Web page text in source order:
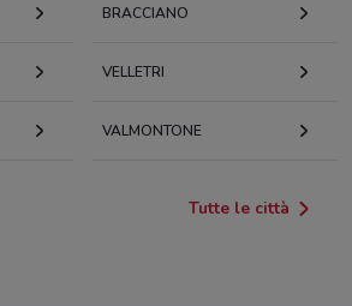
BRACCIANO
VELLETRI
VALMONTONE
Tutte le città